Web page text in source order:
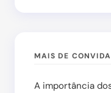
MAIS DE
A importância